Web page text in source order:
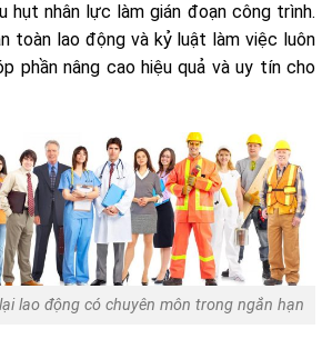
hụt nhân lực làm gián đoạn công trình.
toàn lao động và kỷ luật làm việc luôn
phần nâng cao hiệu quả và uy tín cho
lao động có chuyên môn trong ngắn hạn